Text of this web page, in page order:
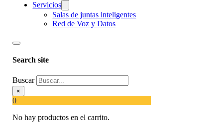
Servicios
Salas de juntas inteligentes
Red de Voz y Datos
Search site
Buscar
×
0
No hay productos en el carrito.